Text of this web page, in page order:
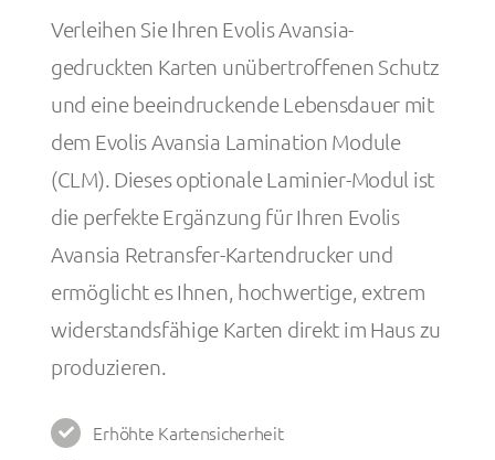
Verleihen Sie Ihren Evolis Avansia-
gedruckten Karten unübertroffenen Schutz
und eine beeindruckende Lebensdauer mit
dem Evolis Avansia Lamination Module
(CLM). Dieses optionale Laminier-Modul ist
die perfekte Ergänzung für Ihren Evolis
Avansia Retransfer-Kartendrucker und
ermöglicht es Ihnen, hochwertige, extrem
widerstandsfähige Karten direkt im Haus zu
produzieren.
Erhöhte Kartensicherheit